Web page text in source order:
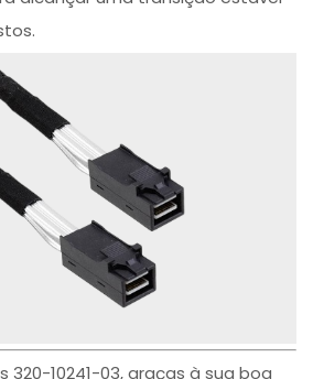
320-10241-03, graças à sua boa